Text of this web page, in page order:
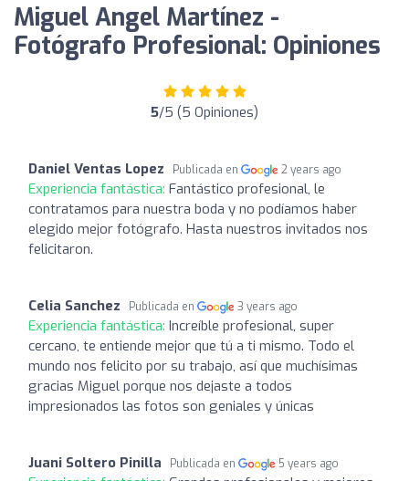
Miguel Angel Martínez -
Fotógrafo Profesional: Opiniones
5/5 (5 Opiniones)
Daniel Ventas Lopez Publicada en 2 years ago
Experiencia fantástica: Fantástico profesional, le
contratamos para nuestra boda y no podíamos haber
elegido mejor fotógrafo. Hasta nuestros invitados nos
felicitaron.
Celia Sanchez Publicada en 3 years ago
Experiencia fantástica: Increíble profesional, super
cercano, te entiende mejor que tú a ti mismo. Todo el
mundo nos felicito por su trabajo, así que muchísimas
gracias Miguel porque nos dejaste a todos
impresionados las fotos son geniales y únicas
Juani Soltero Pinilla Publicada en 5 years ago